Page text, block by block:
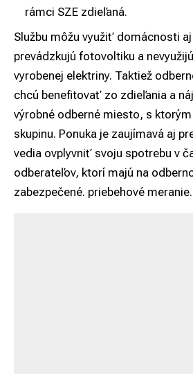
rámci SZE zdieľaná.
Službu môžu využiť domácnosti
prevádzkujú fotovoltiku a
vyrobenej elektriny. Taktiež
chcú benefitovať zo zdieľania a
výrobné odberné miesto, s
skupinu. Ponuka je zaujímavá aj
vedia ovplyvniť svoju spotrebu v
odberateľov, ktorí majú na
zabezpečené. priebehové meranie.